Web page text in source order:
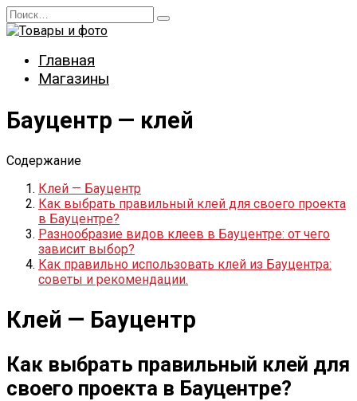
Перейти
к
Search
for:
Главная
Магазины
Бауцентр — клей
Содержание
Клей — Бауцентр
Как выбрать правильный клей для своего проекта
в Бауцентре?
Разнообразие видов клеев в Бауцентре: от чего
зависит выбор?
Как правильно использовать клей из Бауцентра:
советы и рекомендации.
Клей — Бауцентр
Как выбрать правильный клей для
своего проекта в Бауцентре?